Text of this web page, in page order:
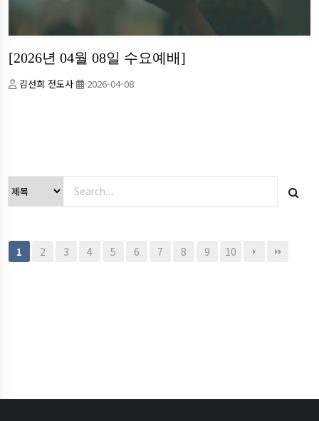
[2026년 04월 08일 수요예배]
김선희 전도사 2026-04-08
1 2 3 4 5 6 7 8 9 10